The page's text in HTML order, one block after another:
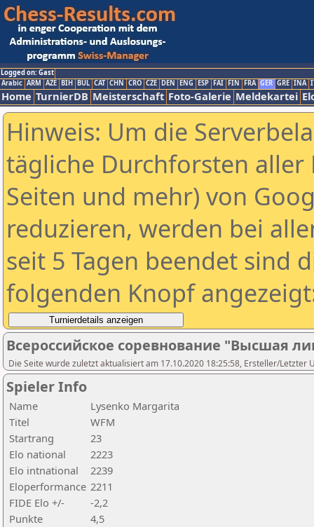
Logged on: Gast
Arabic ARM AZE BIH BUL CAT CHN CRO CZE DEN ENG ESP FAI FIN FRA GER GRE INA
Home TurnierDB Meisterschaft Foto-Galerie Meldekartei
Hinweis: Um die
tägliche Durchforsten aller
Seiten und mehr) von
reduzieren, werden bei
seit 5 Tagen beendet sind
folgenden Knopf
Всероссийское соревнование "Высшая
Die Seite wurde zuletzt aktualisiert am 17.10.2020 18:25:58, Ersteller/Letzter
Spieler Info
Name
Lysenko Margarita
Titel
WFM
Startrang
23
Elo national
2223
Elo intnational
2239
Eloperformance 2211
FIDE Elo +/-
-2,2
Punkte
4,5